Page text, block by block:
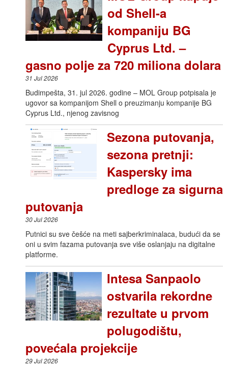
od Shell-a
kompaniju BG
Cyprus Ltd. –
gasno polje za 720 miliona dolara
31 Jul 2026
Budimpešta, 31. jul 2026. godine – MOL Group potpisala je
ugovor sa kompanijom Shell o preuzimanju kompanije BG
Cyprus Ltd., njenog zavisnog
Sezona putovanja,
sezona pretnji:
Kaspersky ima
predloge za sigurna
putovanja
30 Jul 2026
Putnici su sve češće na meti sajberkriminalaca, budući da se
oni u svim fazama putovanja sve više oslanjaju na digitalne
platforme.
Intesa Sanpaolo
ostvarila rekordne
rezultate u prvom
polugodištu,
povećala projekcije
29 Jul 2026